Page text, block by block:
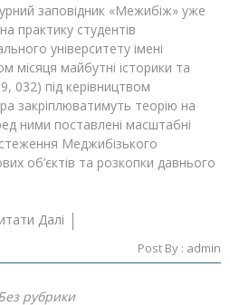
заповідник «Межибіж» уже
практику студентів
університету імені
місяця майбутні історики та
032) під керівництвом
закріплюватимуть теорію на
ними поставлені масштабні
Меджибізького
об’єктів та розкопки давнього
Далі
Post By : admin
рубрики